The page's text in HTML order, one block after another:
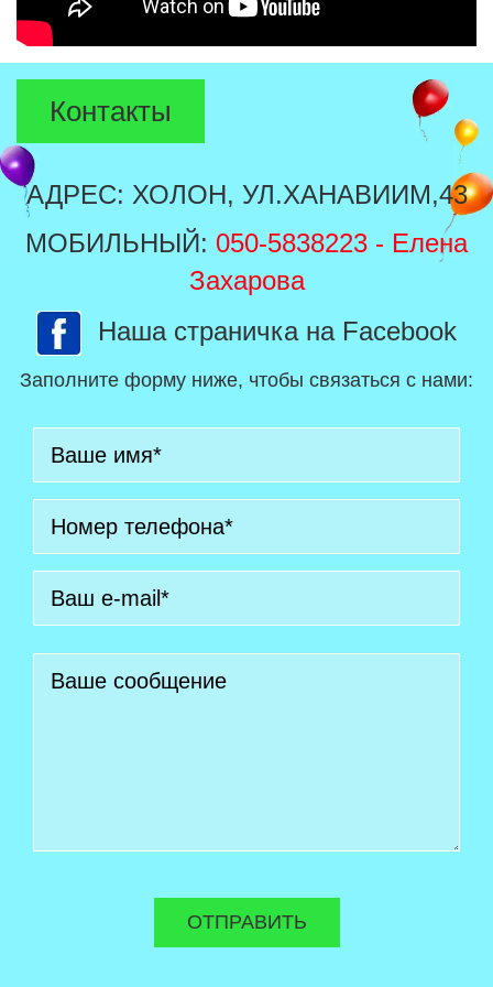
Контакты
АДРЕС: ХОЛОН, УЛ.ХАНАВИИМ,43
МОБИЛЬНЫЙ: 050-5838223 - Елена
Захарова
Наша страничка на Facebook
Заполните форму ниже, чтобы связаться с нами: